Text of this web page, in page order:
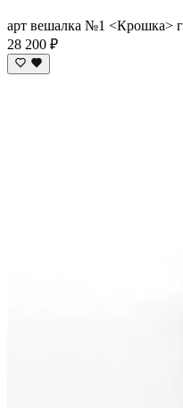
арт вешалка №1 <Крошка>
28 200 ₽